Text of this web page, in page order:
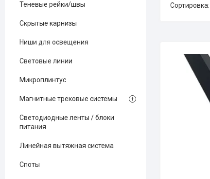
Теневые рейки/швы
Скрытые карнизы
Ниши для освещения
Световые линии
Микроплинтус
Магнитные трековые системы
Светодиодные ленты / блоки
питания
Линейная вытяжная система
Споты